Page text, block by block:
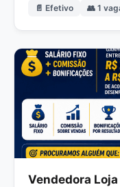
📄 Efetivo 👥 1
Vendedora